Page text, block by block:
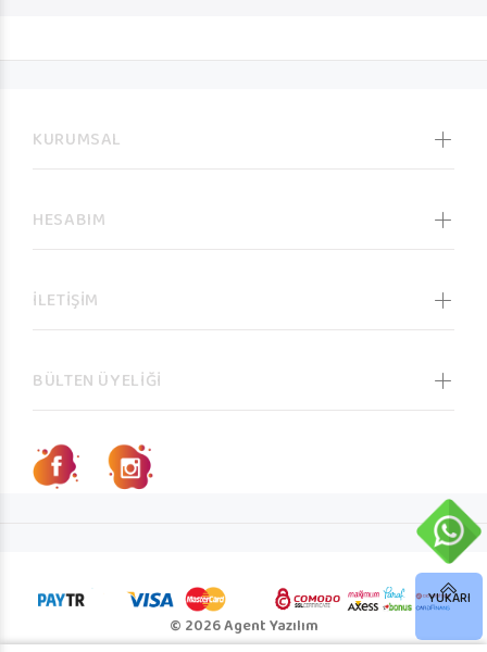
KURUMSAL
HESABIM
İLETİŞİM
BÜLTEN ÜYELİĞİ
© 2026 Agent Yazılım
YUKARI